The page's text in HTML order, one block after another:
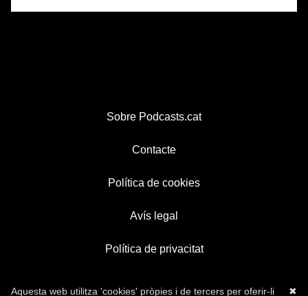
Sobre Podcasts.cat
Contacte
Política de cookies
Avís legal
Política de privacitat
✖
Aquesta web utilitza 'cookies' pròpies i de tercers per oferir-li